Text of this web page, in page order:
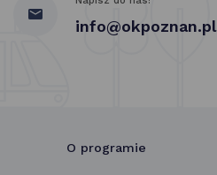
info@okpoznan.pl
O programie